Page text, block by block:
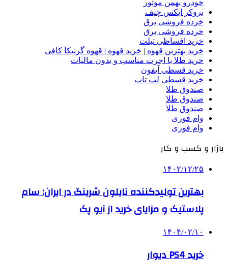
خودرو بهمن موتور
بروکر ایکس چیف
خرده فروشی برق
خرده فروشی برق
خرید اقساطی تبلت
خرید بهترین قهوه | خرید قهوه | قهوه گرنیکا کافی
خرید طلا با اجرت مناسب و بدون مالیات
خرید قسطی آیفون
خرید قسطی لپ تاپ
صندوق طلا
صندوق طلا
صندوق طلا
وام فوری
وام فوری
بازار و کسب و کار
۱۴۰۲/۱۲/۲۵
بهترین تولیدکننده نایلون شرینگ در ایران: سام
پلاستیک و مزایای خرید از آیو پک
۱۴۰۴/۰۲/۱۰
خرید PS4 دیوار